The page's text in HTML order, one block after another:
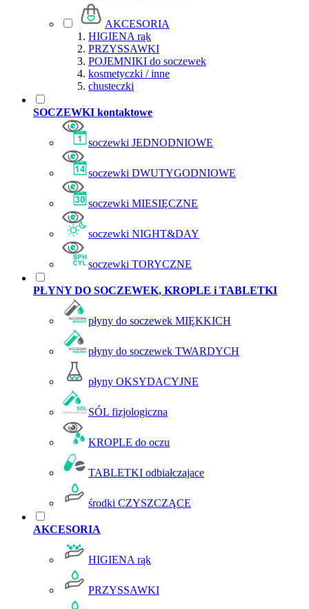
AKCESORIA
HIGIENA rąk
PRZYSSAWKI
POJEMNIKI do soczewek
kosmetyczki / inne
chusteczki
SOCZEWKI kontaktowe
soczewki JEDNODNIOWE
soczewki DWUTYGODNIOWE
soczewki MIESIĘCZNE
soczewki NIGHT&DAY
soczewki TORYCZNE
PŁYNY DO SOCZEWEK, KROPLE i TABLETKI
płyny do soczewek MIĘKKICH
płyny do soczewek TWARDYCH
płyny OKSYDACYJNE
SÓL fizjologiczna
KROPLE do oczu
TABLETKI odbiałczajace
środki CZYSZCZĄCE
AKCESORIA
HIGIENA rąk
PRZYSSAWKI